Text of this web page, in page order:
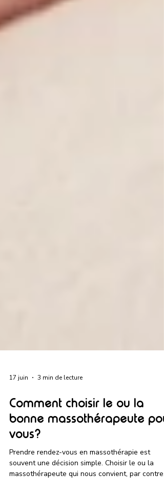
17 juin 3 min de lecture
Comment choisir le ou la
bonne massothérapeute
vous?